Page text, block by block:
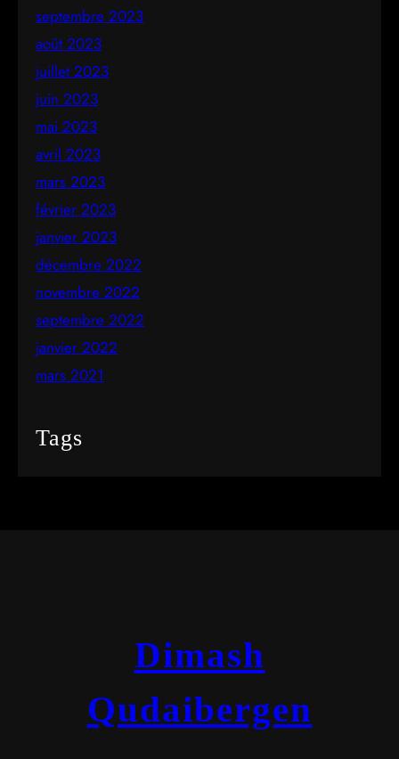
septembre 2023
août 2023
juillet 2023
juin 2023
mai 2023
avril 2023
mars 2023
février 2023
janvier 2023
décembre 2022
novembre 2022
septembre 2022
janvier 2022
mars 2021
Tags
Dimash
Qudaibergen